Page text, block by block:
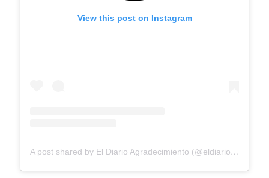
View this post on Instagram
A post shared by El Diario Agradecimiento (@eldiarioagradecimiento)